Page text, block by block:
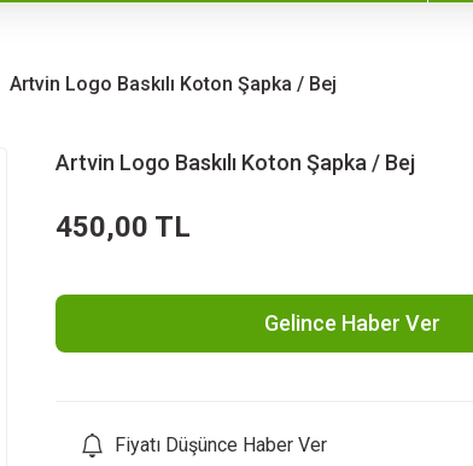
Artvin Logo Baskılı Koton Şapka / Bej
Artvin Logo Baskılı Koton Şapka / Bej
450,00 TL
Gelince Haber Ver
Fiyatı Düşünce Haber Ver